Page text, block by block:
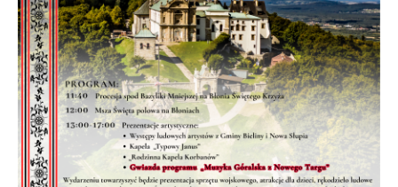
przeglądanej witryny internetowej. Treści promocyjne
mogą pojawić się na stronach podmiotów trzecich lub
firm będących naszymi partnerami oraz innych
dostawców usług. Firmy te działają w charakterze
pośredników prezentujących nasze treści w postaci
wiadomości, ofert, komunikatów mediów
społecznościowych.